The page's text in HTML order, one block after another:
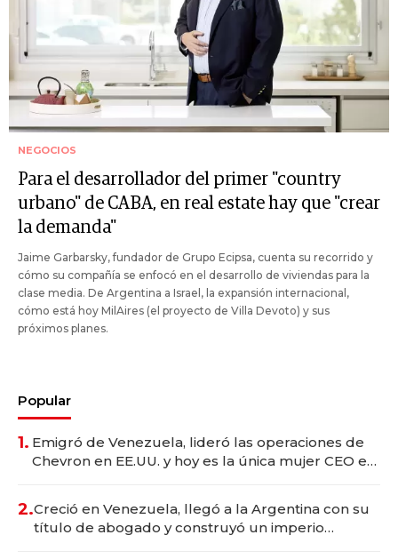
NEGOCIOS
Para el desarrollador del primer "country
urbano" de CABA, en real estate hay que "crear
la demanda"
Jaime Garbarsky, fundador de Grupo Ecipsa, cuenta su recorrido y
cómo su compañía se enfocó en el desarrollo de viviendas para la
clase media. De Argentina a Israel, la expansión internacional,
cómo está hoy MilAires (el proyecto de Villa Devoto) y sus
próximos planes.
Popular
1. Emigró de Venezuela, lideró las operaciones de
Chevron en EE.UU. y hoy es la única mujer CEO en
2.Creció en Venezuela, llegó a la Argentina con su
título de abogado y construyó un imperio